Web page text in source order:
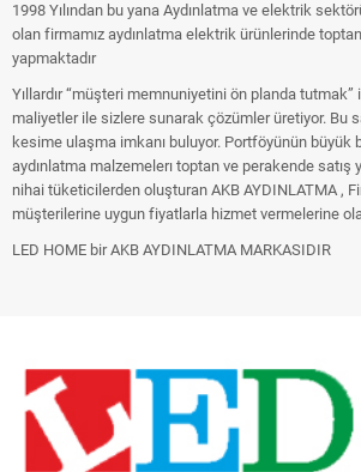
1998 Yılından bu yana Aydınlatma ve elektrik
olan firmamız aydınlatma elektrik ürünlerinde
yapmaktadır
Yıllardır “müşteri memnuniyetini ön planda
maliyetler ile sizlere sunarak çözümler üretiyor. Bu
kesime ulaşma imkanı buluyor. Portföyünün büyük
aydınlatma malzemelerı toptan ve perakende satış
nihai tüketicilerden oluşturan AKB AYDINLATMA ,
müşterilerine uygun fiyatlarla hizmet vermelerine
LED HOME bir AKB AYDINLATMA MARKASIDIR